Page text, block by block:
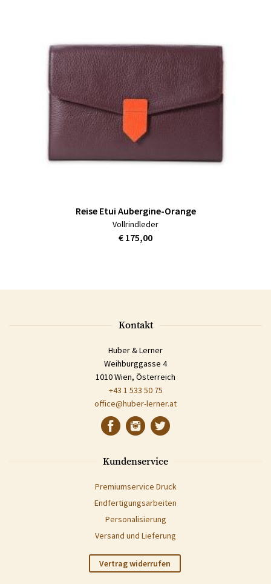
Reise Etui Aubergine-Orange
Vollrindleder
€ 175,00
Kontakt
Huber & Lerner
Weihburggasse 4
1010 Wien, Österreich
+43 1 533 50 75
office@huber-lerner.at
Kundenservice
Premiumservice Druck
Endfertigungsarbeiten
Personalisierung
Versand und Lieferung
Vertrag widerrufen